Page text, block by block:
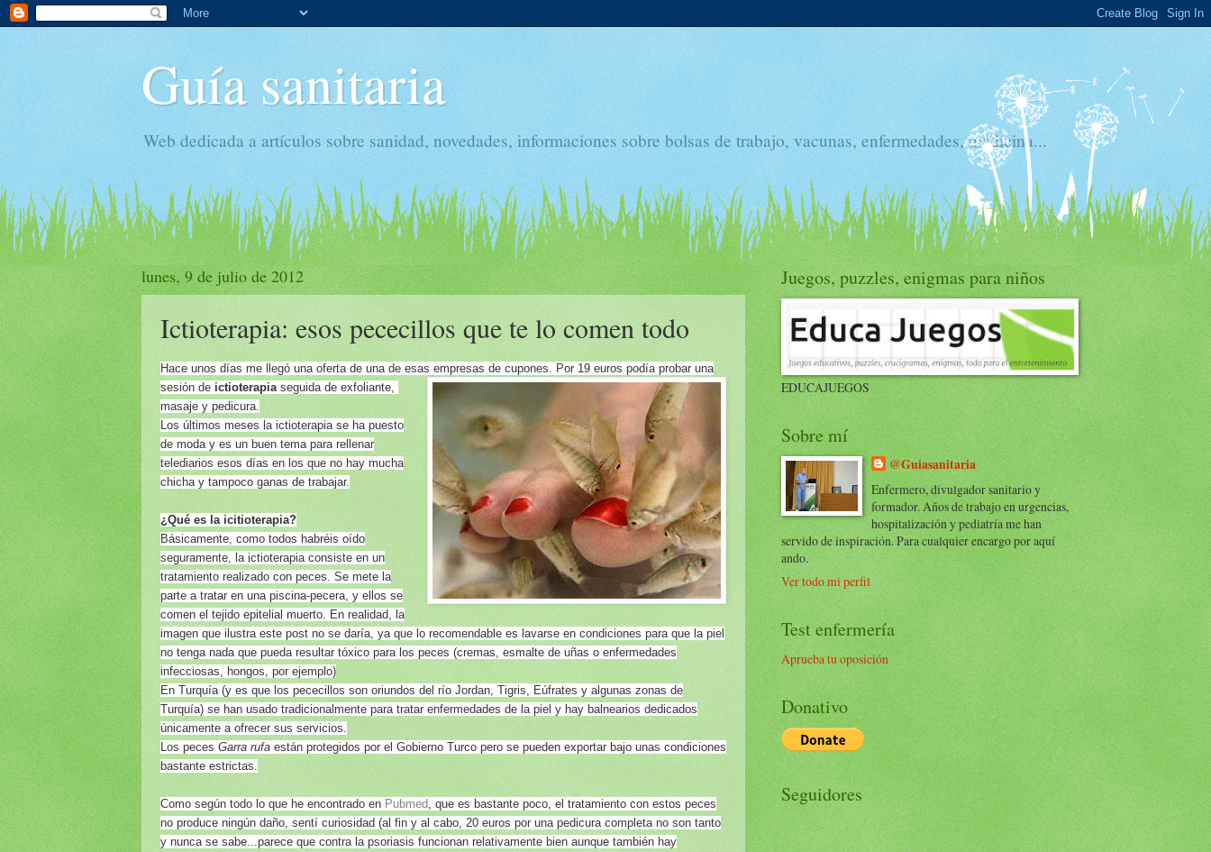
Guía sanitaria
Web dedicada a artículos sobre sanidad, novedades, informaciones sobre bolsas de trabajo, vacunas, enfermedades, medicina...
lunes, 9 de julio de 2012
Ictioterapia: esos pececillos que te lo comen todo
Hace unos días me llegó una oferta de una de esas empresas de cupones. Por 19 euros podía probar una
sesión de ictioterapia seguida de exfoliante,
masaje y pedicura.
Los últimos meses la ictioterapia se ha puesto
de moda y es un buen tema para rellenar
telediarios esos días en los que no hay mucha
chicha y tampoco ganas de trabajar.
¿Qué es la icitioterapia?
Básicamente, como todos habréis oído
seguramente, la ictioterapia consiste en un
tratamiento realizado con peces. Se mete la
parte a tratar en una piscina-pecera, y ellos se
comen el tejido epitelial muerto. En realidad, la
imagen que ilustra este post no se daría, ya que lo recomendable es lavarse en condiciones para que la piel
no tenga nada que pueda resultar tóxico para los peces (cremas, esmalte de uñas o enfermedades
infecciosas, hongos, por ejemplo)
En Turquía (y es que los pececillos son oriundos del río Jordan, Tigris, Eúfrates y algunas zonas de
Turquía) se han usado tradicionalmente para tratar enfermedades de la piel y hay balnearios dedicados
únicamente a ofrecer sus servicios.
Los peces Garra rufa están protegidos por el Gobierno Turco pero se pueden exportar bajo unas condiciones
bastante estrictas.
Como según todo lo que he encontrado en Pubmed , que es bastante poco, el tratamiento con estos peces
no produce ningún daño, sentí curiosidad (al fin y al cabo, 20 euros por una pedicura completa no son tanto
y nunca se sabe...parece que contra la psoriasis funcionan relativamente bien aunque también hay
Juegos, puzzles, enigmas para niños
EDUCAJUEGOS
Sobre mí
@Guiasanitaria
Enfermero, divulgador sanitario y
formador. Años de trabajo en urgencias,
hospitalización y pediatría me han
servido de inspiración. Para cualquier encargo por aquí
ando.
Ver todo mi perfil
Test enfermería
Aprueba tu oposición
Donativo
Seguidores